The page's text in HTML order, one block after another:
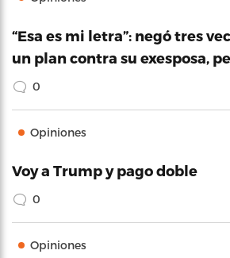
“Esa es mi letra”: negó tres
un plan contra su exesposa,
0
Opiniones
Voy a Trump y pago doble
0
Opiniones